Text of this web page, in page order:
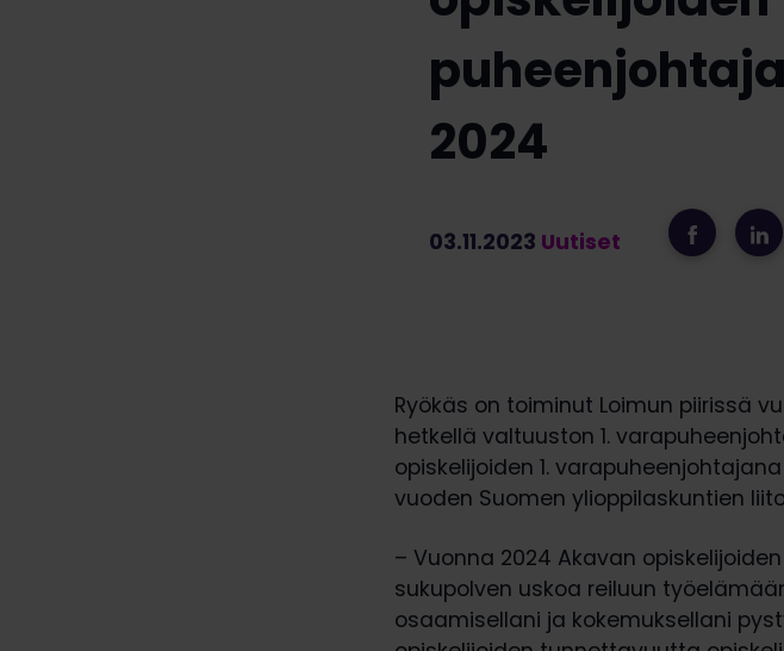
2024
03.11.2023 Uutiset
Ryökäs on toiminut Loimun piirissä
hetkellä valtuuston 1.
opiskelijoiden 1.
vuoden Suomen ylioppilaskuntien
– Vuonna 2024 Akavan
sukupolven uskoa reiluun
osaamisellani ja kokemuksellani